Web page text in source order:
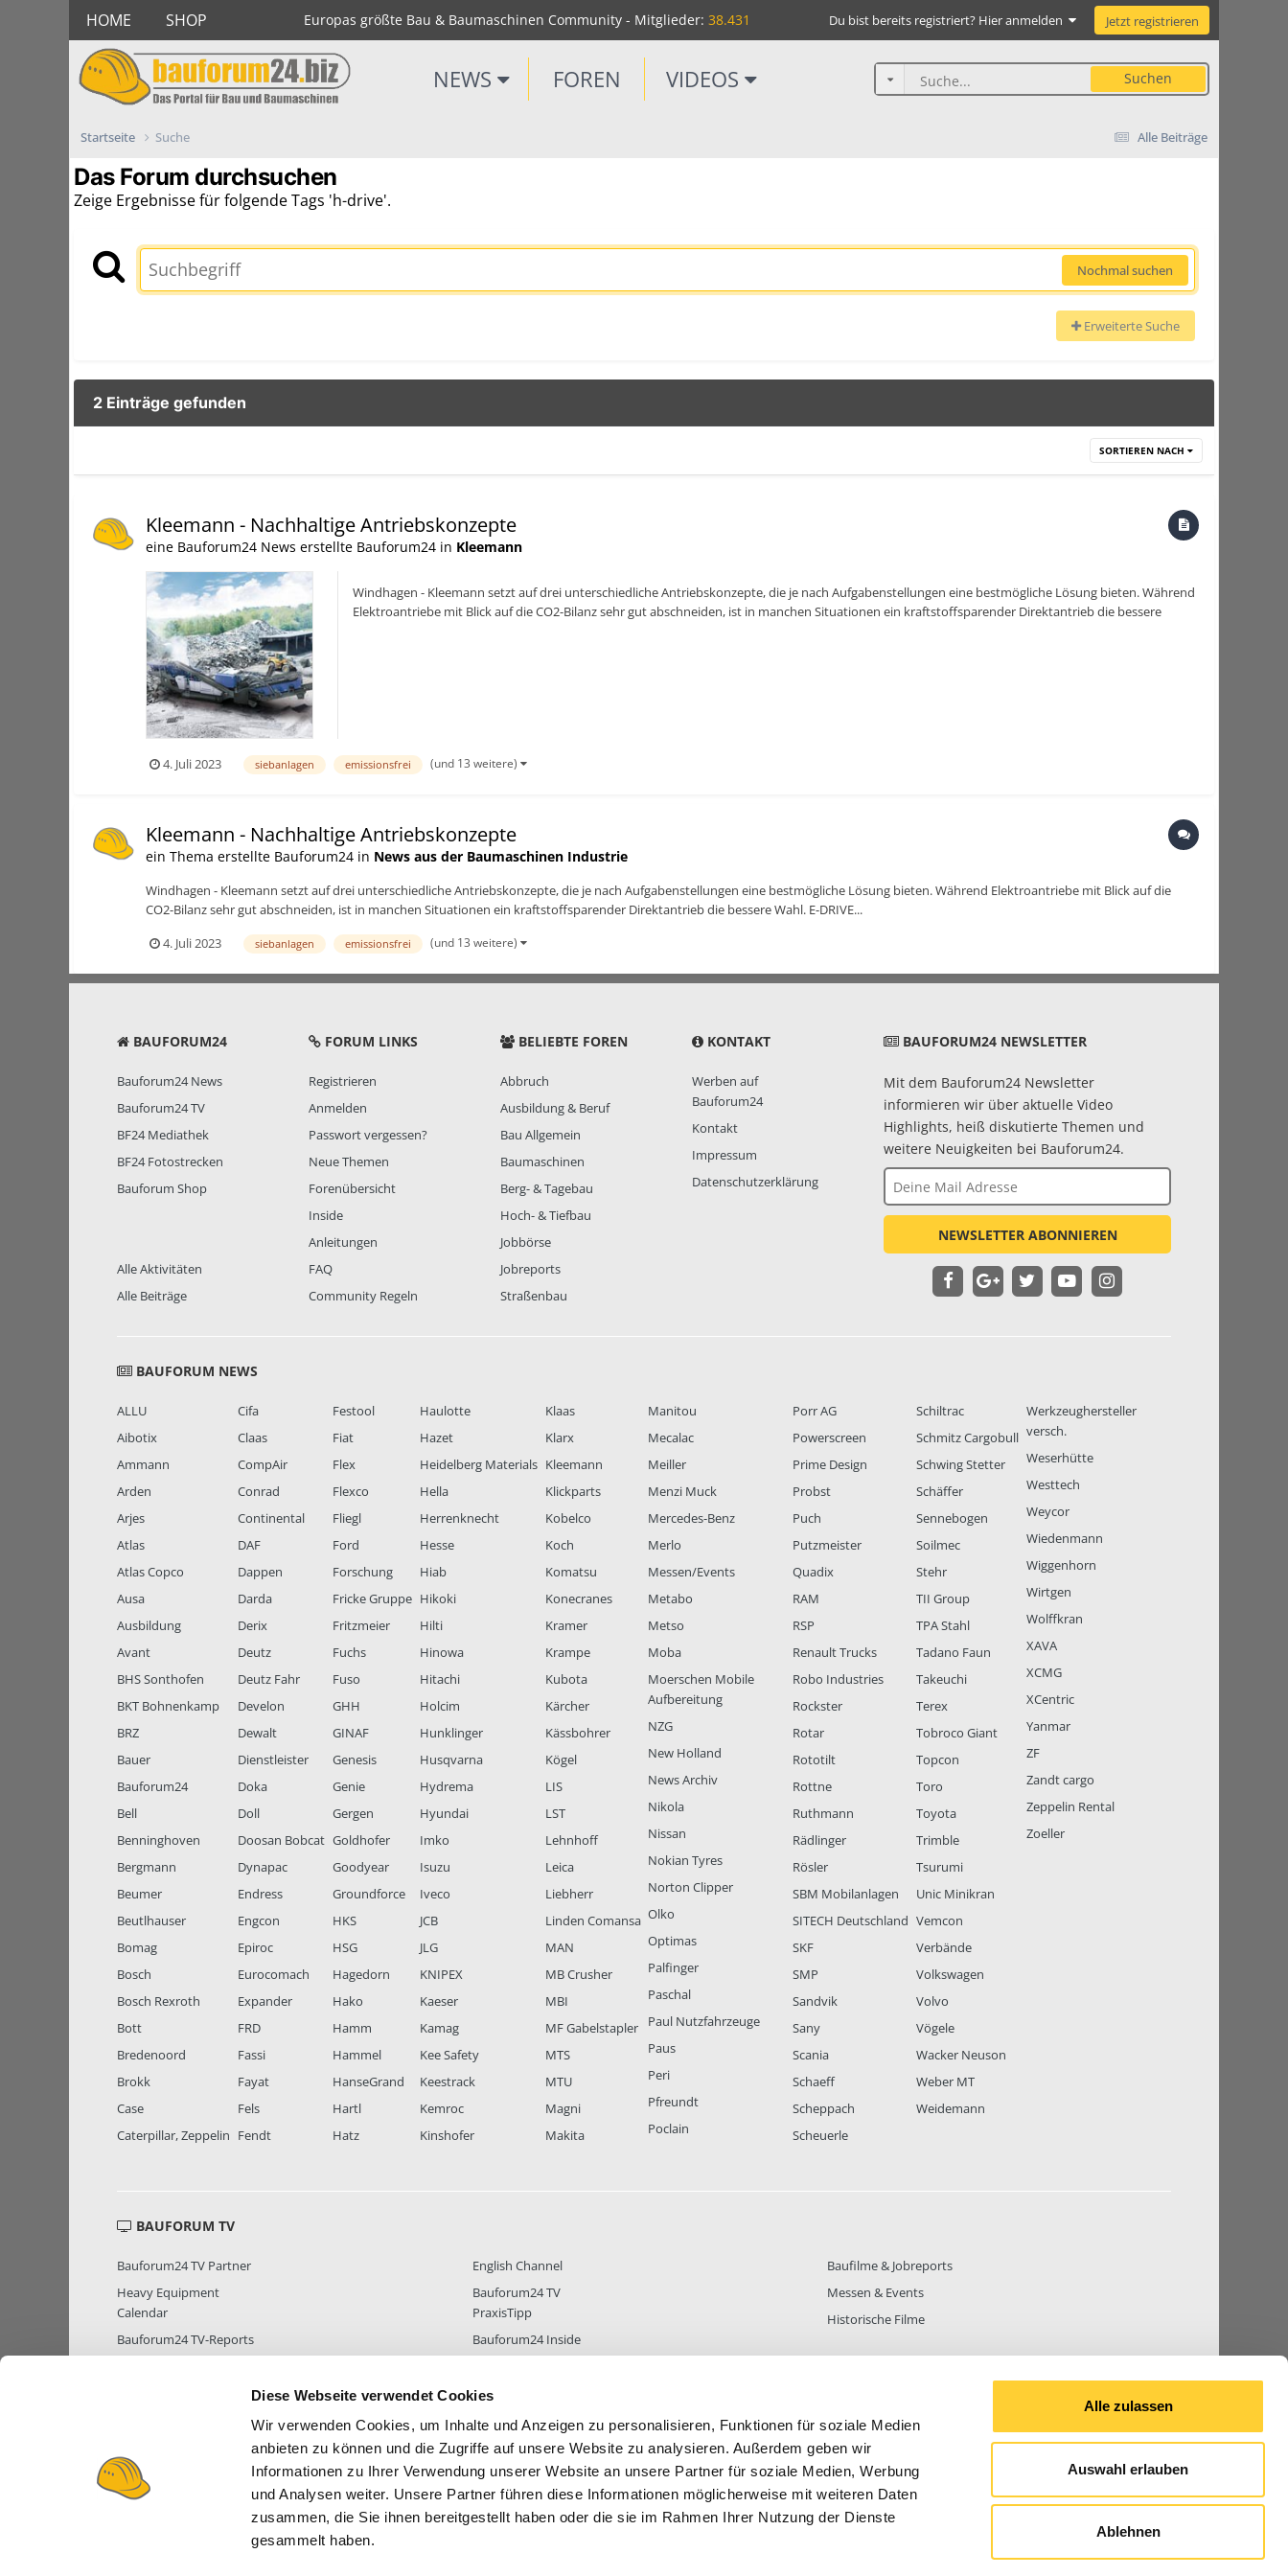
Diese Webseite verwendet Cookies
Wir verwenden Cookies, um Inhalte und Anzeigen zu personalisieren, Funktionen für soziale Medien
anbieten zu können und die Zugriffe auf unsere Website zu analysieren. Außerdem geben wir
Informationen zu Ihrer Verwendung unserer Website an unsere Partner für soziale Medien, Werbung
und Analysen weiter. Unsere Partner führen diese Informationen möglicherweise mit weiteren Daten
zusammen, die Sie ihnen bereitgestellt haben oder die sie im Rahmen Ihrer Nutzung der Dienste
gesammelt haben.
Alle zulassen
Auswahl erlauben
Ablehnen
HOME SHOP Europas größte Bau & Baumaschinen Community - Mitglieder: 38.431 Du bist bereits registriert? Hier anmelden Jetzt registrieren
NEWS FOREN VIDEOS Suchen
Alle Beiträge
Startseite Suche
Das Forum durchsuchen
Zeige Ergebnisse für folgende Tags 'h-drive'.
Nochmal suchen
Erweiterte Suche
2 Einträge gefunden
SORTIEREN NACH
Kleemann - Nachhaltige Antriebskonzepte
eine Bauforum24 News erstellte Bauforum24 in Kleemann
Windhagen - Kleemann setzt auf drei unterschiedliche Antriebskonzepte, die je nach Aufgabenstellungen eine bestmögliche Lösung bieten. Während
Elektroantriebe mit Blick auf die CO2-Bilanz sehr gut abschneiden, ist in manchen Situationen ein kraftstoffsparender Direktantrieb die bessere
4. Juli 2023 siebanlagen emissionsfrei (und 13 weitere)
Kleemann - Nachhaltige Antriebskonzepte
ein Thema erstellte Bauforum24 in News aus der Baumaschinen Industrie
Windhagen - Kleemann setzt auf drei unterschiedliche Antriebskonzepte, die je nach Aufgabenstellungen eine bestmögliche Lösung bieten. Während Elektroantriebe mit Blick auf die
CO2-Bilanz sehr gut abschneiden, ist in manchen Situationen ein kraftstoffsparender Direktantrieb die bessere Wahl. E-DRIVE...
4. Juli 2023
siebanlagen emissionsfrei (und 13 weitere)
BAUFORUM24
Bauforum24 News
Bauforum24 TV
BF24 Mediathek
BF24 Fotostrecken
Bauforum Shop
Alle Aktivitäten
Alle Beiträge
FORUM LINKS
Registrieren
Anmelden
Passwort vergessen?
Neue Themen
Forenübersicht
Inside
Anleitungen
FAQ
Community Regeln
BELIEBTE FOREN
Abbruch
Ausbildung & Beruf
Bau Allgemein
Baumaschinen
Berg- & Tagebau
Hoch- & Tiefbau
Jobbörse
Jobreports
Straßenbau
KONTAKT
Werben auf
Bauforum24
Kontakt
Impressum
Datenschutzerklärung
BAUFORUM24 NEWSLETTER
Mit dem Bauforum24 Newsletter
informieren wir über aktuelle Video
Highlights, heiß diskutierte Themen und
weitere Neuigkeiten bei Bauforum24.
NEWSLETTER ABONNIEREN
BAUFORUM NEWS
ALLU
Aibotix
Ammann
Arden
Arjes
Atlas
Atlas Copco
Ausa
Ausbildung
Avant
BHS Sonthofen
BKT Bohnenkamp
BRZ
Bauer
Bauforum24
Bell
Benninghoven
Bergmann
Beumer
Beutlhauser
Bomag
Bosch
Bosch Rexroth
Bott
Bredenoord
Brokk
Case
Caterpillar, Zeppelin
Cifa
Claas
CompAir
Conrad
Continental
DAF
Dappen
Darda
Derix
Deutz
Deutz Fahr
Develon
Dewalt
Dienstleister
Doka
Doll
Doosan Bobcat
Dynapac
Endress
Engcon
Epiroc
Eurocomach
Expander
FRD
Fassi
Fayat
Fels
Fendt
Festool
Fiat
Flex
Flexco
Fliegl
Ford
Forschung
Fricke Gruppe
Fritzmeier
Fuchs
Fuso
GHH
GINAF
Genesis
Genie
Gergen
Goldhofer
Goodyear
Groundforce
HKS
HSG
Hagedorn
Hako
Hamm
Hammel
HanseGrand
Hartl
Hatz
Haulotte
Hazet
Heidelberg Materials
Hella
Herrenknecht
Hesse
Hiab
Hikoki
Hilti
Hinowa
Hitachi
Holcim
Hunklinger
Husqvarna
Hydrema
Hyundai
Imko
Isuzu
Iveco
JCB
JLG
KNIPEX
Kaeser
Kamag
Kee Safety
Keestrack
Kemroc
Kinshofer
Klaas
Klarx
Kleemann
Klickparts
Kobelco
Koch
Komatsu
Konecranes
Kramer
Krampe
Kubota
Kärcher
Kässbohrer
Kögel
LIS
LST
Lehnhoff
Leica
Liebherr
Linden Comansa
MAN
MB Crusher
MBI
MF Gabelstapler
MTS
MTU
Magni
Makita
Manitou
Mecalac
Meiller
Menzi Muck
Mercedes-Benz
Merlo
Messen/Events
Metabo
Metso
Moba
Moerschen Mobile
Aufbereitung
NZG
New Holland
News Archiv
Nikola
Nissan
Nokian Tyres
Norton Clipper
Olko
Optimas
Palfinger
Paschal
Paul Nutzfahrzeuge
Paus
Peri
Pfreundt
Poclain
Porr AG
Powerscreen
Prime Design
Probst
Puch
Putzmeister
Quadix
RAM
RSP
Renault Trucks
Robo Industries
Rockster
Rotar
Rototilt
Rottne
Ruthmann
Rädlinger
Rösler
SBM Mobilanlagen
SITECH Deutschland
SKF
SMP
Sandvik
Sany
Scania
Schaeff
Scheppach
Scheuerle
Schiltrac
Schmitz Cargobull
Schwing Stetter
Schäffer
Sennebogen
Soilmec
Stehr
TII Group
TPA Stahl
Tadano Faun
Takeuchi
Terex
Tobroco Giant
Topcon
Toro
Toyota
Trimble
Tsurumi
Unic Minikran
Vemcon
Verbände
Volkswagen
Volvo
Vögele
Wacker Neuson
Weber MT
Weidemann
Werkzeughersteller
versch.
Weserhütte
Westtech
Weycor
Wiedenmann
Wiggenhorn
Wirtgen
Wolffkran
XAVA
XCMG
XCentric
Yanmar
ZF
Zandt cargo
Zeppelin Rental
Zoeller
BAUFORUM TV
Bauforum24 TV Partner
Heavy Equipment
Calendar
Bauforum24 TV-Reports
English Channel
Bauforum24 TV
PraxisTipp
Bauforum24 Inside
Baufilme & Jobreports
Messen & Events
Historische Filme
MITGLIEDER STATISTIK MITGLIEDER38.431 FOREN STATISTIK ALLE THEMEN BEITRÄGE GESAMT842.644
© 2026 Bauforum24.biz